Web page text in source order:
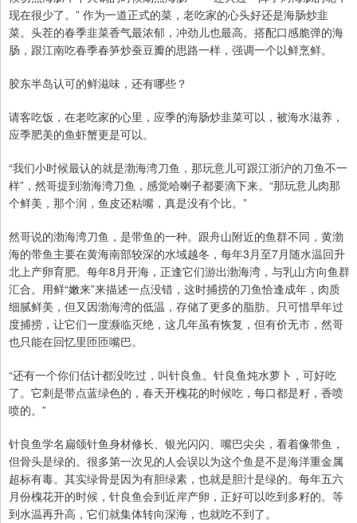
现在很少了。” 作为一道正式的菜，老吃家的心头好还是海肠炒韭
菜。头茬的春季韭菜香气最浓郁，冲劲儿也最高。搭配口感脆弹的海
肠，跟江南吃春季春笋炒蚕豆瓣的思路一样，强调一个以鲜烹鲜。
胶东半岛认可的鲜滋味，还有哪些？
请客吃饭，在老吃家的心里，应季的海肠炒韭菜可以，被海水滋养，
应季肥美的鱼虾蟹更是可以。
“我们小时候最认的就是渤海湾刀鱼，那玩意儿可跟江浙沪的刀鱼不一
样”，然哥提到渤海湾刀鱼，感觉哈喇子都要滴下来。“那玩意儿肉那
个鲜美，那个润，鱼皮还粘嘴，真是没有个比。”
然哥说的渤海湾刀鱼，是带鱼的一种。跟舟山附近的鱼群不同，黄渤
海的带鱼主要在黄海南部较深的水域越冬，每年3月至7月随水温回升
北上产卵育肥。每年8月开海，正逢它们游出渤海湾，与乳山方向鱼群
汇合。用鲜“嫩来”来描述一点没错，这时捕捞的刀鱼恰逢成年，肉质
细腻鲜美，但又因渤海湾的低温，存储了更多的脂肪。只可惜早年过
度捕捞，让它们一度濒临灭绝，这几年虽有恢复，但有价无市，然哥
也只能在回忆里匝匝嘴巴。
“还有一个你们估计都没吃过，叫针良鱼。针良鱼炖水萝卜，可好吃
了。它刺是带点蓝绿色的，春天开槐花的时候吃，每口都是籽，香喷
喷的。”
针良鱼学名扁颌针鱼身材修长、银光闪闪、嘴巴尖尖，看着像带鱼，
但骨头是绿的。很多第一次见的人会误以为这个鱼是不是海洋重金属
超标有毒。其实绿骨是因为有胆绿素，也就是胆汁是绿的。每年五六
月份槐花开的时候，针良鱼会到近岸产卵，正好可以吃到多籽的。等
到水温再升高，它们就集体转向深海，也就吃不到了。